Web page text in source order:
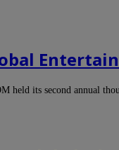
its second annual